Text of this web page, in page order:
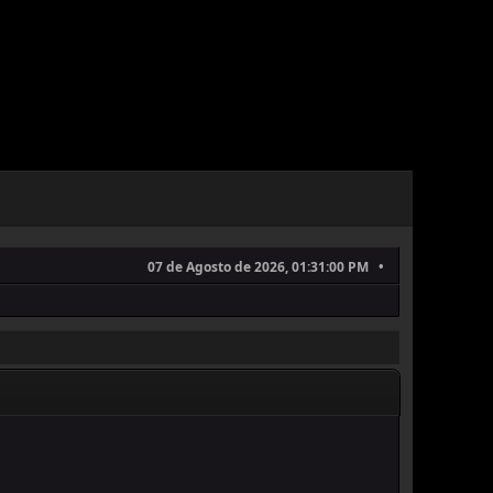
07 de Agosto de 2026, 01:31:00 PM